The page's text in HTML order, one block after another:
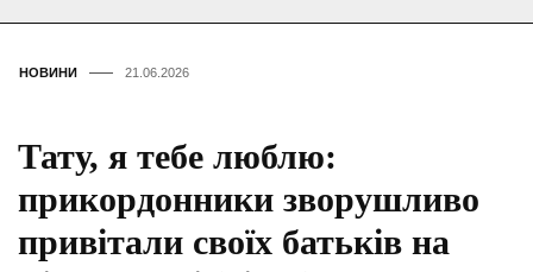
НОВИНИ 21.06.2026
Тату, я тебе люблю:
прикордонники зворушливо
привітали своїх батьків на